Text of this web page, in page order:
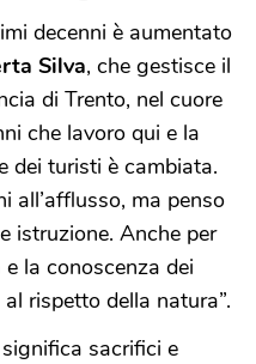
decenni è aumentato
Silva, che gestisce il
di Trento, nel cuore
che lavoro qui e la
dei turisti è cambiata.
all’afflusso, ma penso
istruzione. Anche per
la conoscenza dei
rispetto della natura”.
sacrifici e